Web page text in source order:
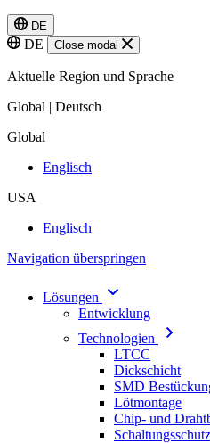
DE
DE Close modal
Aktuelle Region und Sprache
Global | Deutsch
Global
Englisch
USA
Englisch
Navigation überspringen
Lösungen
Entwicklung
Technologien
LTCC
Dickschicht
SMD
Lötmontage
Chip- und
Schaltungsschutz